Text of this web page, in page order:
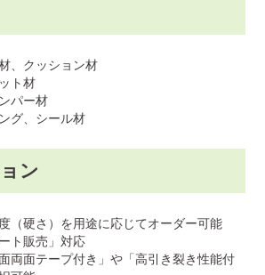
、クッション材
ト材
パー材
グ、シール材
ン
（硬さ）を用途に応じてオーダー可能
ト販売」対応
両面テープ付き」や「高引き裂き性能付